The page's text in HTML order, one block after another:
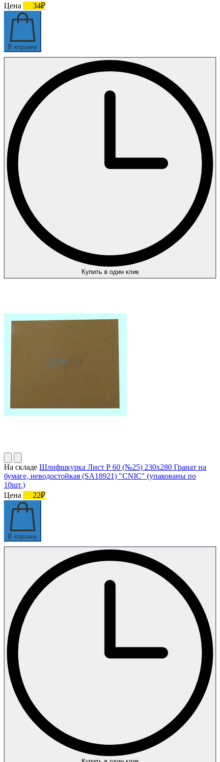
Цена
34₽
В корзину
Купить в один клик
На складе Шлифшкурка Лист Р 60 (№25) 230х280 Гранат на
бумаге, неводостойкая (SA18921) "CNIC" (упакованы по
10шт.)
Цена
22₽
В корзину